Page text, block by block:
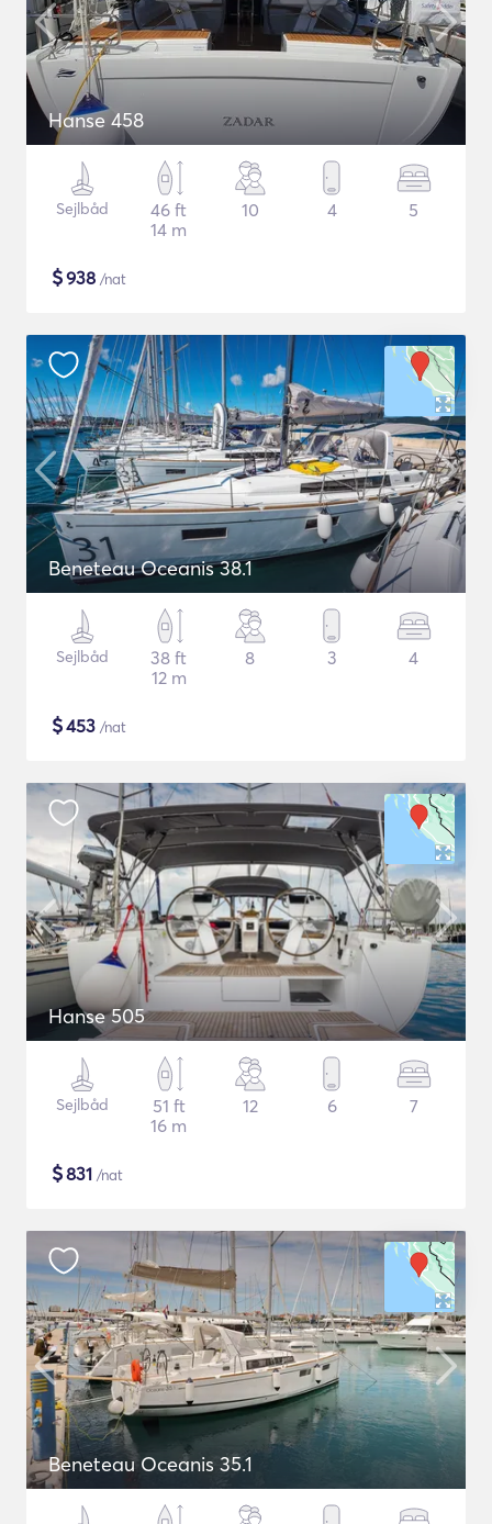
Hanse 458
Sejlbåd
46 ft
14 m
10 4 5
$938 /nat
Beneteau Oceanis 38.1
Sejlbåd
38 ft
12 m
8 3 4
$453 /nat
Hanse 505
Sejlbåd
51 ft
16 m
12 6 7
$831 /nat
Beneteau Oceanis 35.1